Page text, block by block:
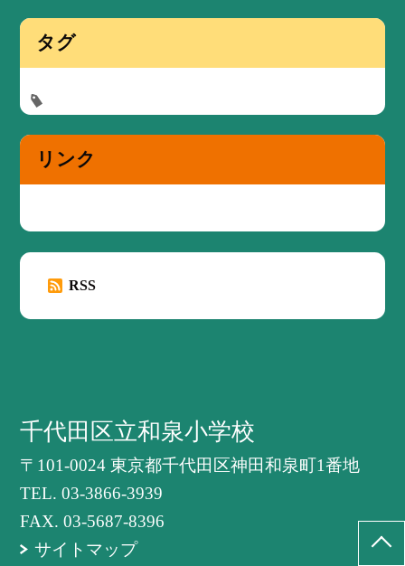
タグ
リンク
RSS
千代田区立和泉小学校
〒101-0024 東京都千代田区神田和泉町1番地
TEL.03-3866-3939
FAX. 03-5687-8396
サイトマップ